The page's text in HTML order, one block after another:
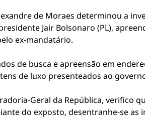
de Moraes determinou a
Jair Bolsonaro (PL),
ex-mandatário.
de busca e apreensão em
de luxo presenteados ao
Geral da República, verifico
do exposto, desentranhe-se as